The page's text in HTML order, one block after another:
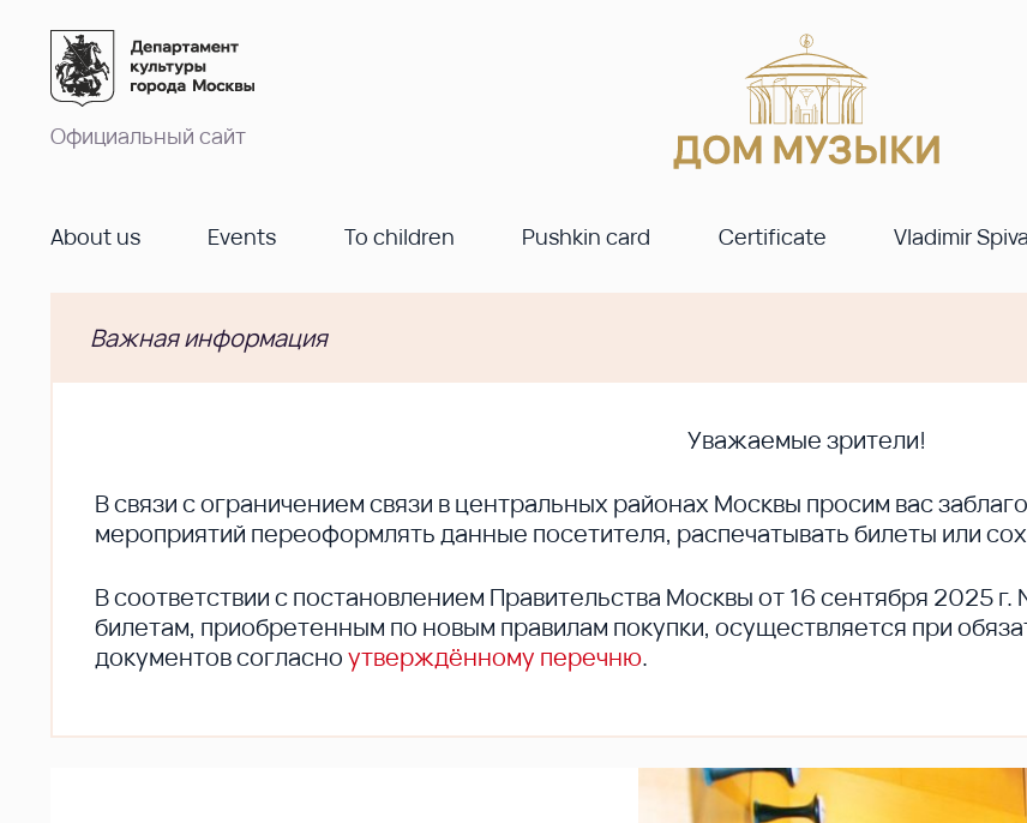
Официальный сайт
About us Events To children Pushkin card Certificate Vladimir
Важная информация
Уважаемые зрители!
В cвязи с ограничением связи в центральных районах Москвы просим вас
мероприятий переоформлять данные посетителя, распечатывать билеты или
В соответствии с постановлением Правительства Москвы от 16 сентября 2025
билетам, приобретенным по новым правилам покупки, осуществляется при
документов согласноутверждённому перечню.